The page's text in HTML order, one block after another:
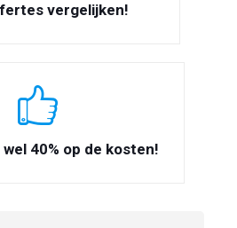
vergelijken!
40% op de kosten!